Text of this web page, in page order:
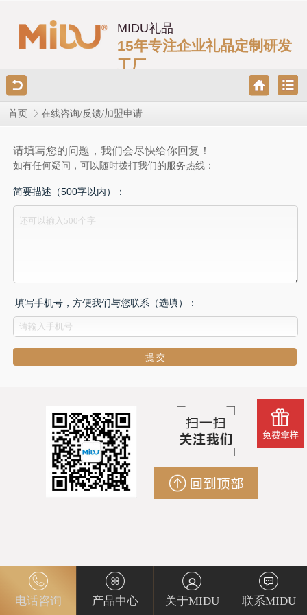
MIDU礼品
15年专注企业礼品定制研发
工厂
首页 在线咨询/反馈/加盟申请
请填写您的问题，我们会尽快给你回复！
如有任何疑问，可以随时拨打我们的服务热线：
简要描述（500字以内）：
填写手机号，方便我们与您联系（选填）：
电话咨询 产品中心 关于MIDU 联系MIDU